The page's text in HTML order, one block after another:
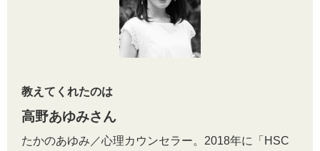
教えてくれたのは
高野あゆみさん
たかのあゆみ／心理カウンセラー。2018年に「HSC